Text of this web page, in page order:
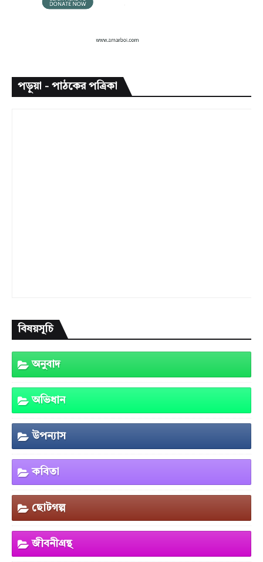
পড়ুয়া - পাঠকের পত্রিকা
বিষয়সূচি
অনুবাদ
অভিধান
উপন্যাস
কবিতা
ছোটগল্প
জীবনীগ্রন্থ